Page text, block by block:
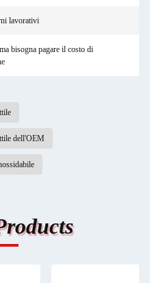
lavorativi
bisogna pagare il costo di
dell'OEM